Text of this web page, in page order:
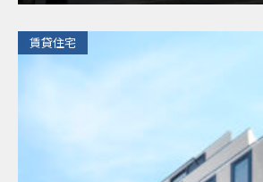
​賃貸住宅